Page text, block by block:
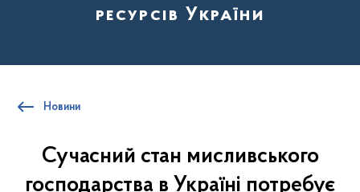
ресурсів України
Новини
Сучасний стан мисливського
господарства в Україні потребує